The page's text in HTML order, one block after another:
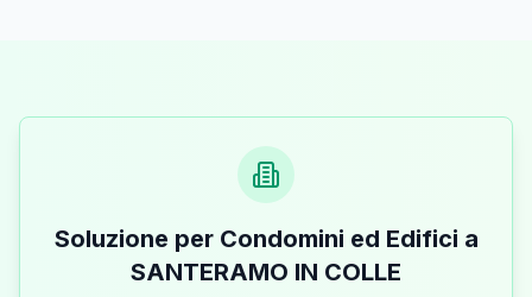
Soluzione per Condomini ed Edifici a
SANTERAMO IN COLLE